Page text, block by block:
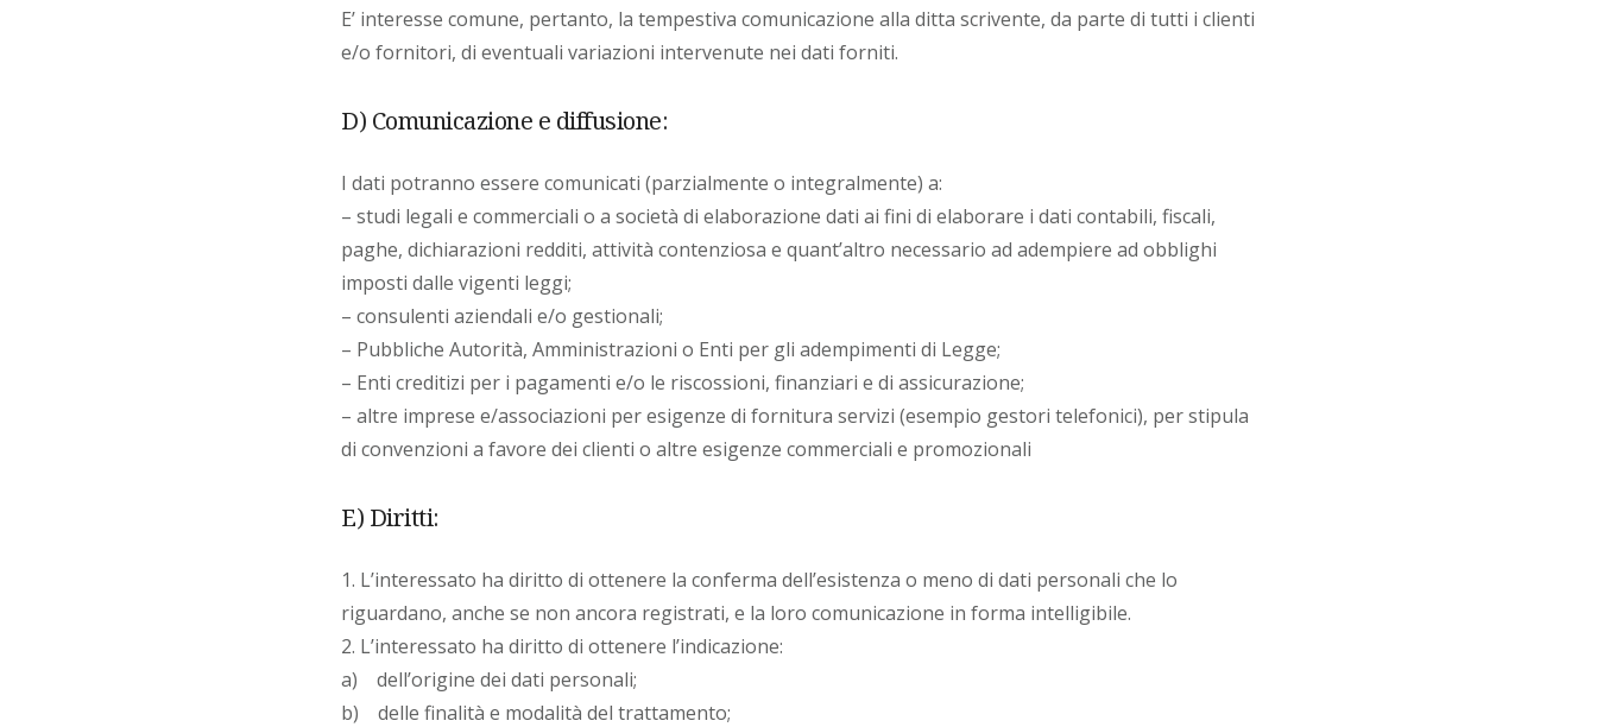
E’ interesse comune, pertanto, la tempestiva comunicazione alla ditta scrivente, da parte di tutti i clienti
e/o fornitori, di eventuali variazioni intervenute nei dati forniti.
D) Comunicazione e diffusione:
I dati potranno essere comunicati (parzialmente o integralmente) a:
– studi legali e commerciali o a società di elaborazione dati ai fini di elaborare i dati contabili, fiscali,
paghe, dichiarazioni redditi, attività contenziosa e quant’altro necessario ad adempiere ad obblighi
imposti dalle vigenti leggi;
– consulenti aziendali e/o gestionali;
– Pubbliche Autorità, Amministrazioni o Enti per gli adempimenti di Legge;
– Enti creditizi per i pagamenti e/o le riscossioni, finanziari e di assicurazione;
– altre imprese e/associazioni per esigenze di fornitura servizi (esempio gestori telefonici), per stipula
di convenzioni a favore dei clienti o altre esigenze commerciali e promozionali
E) Diritti:
1. L’interessato ha diritto di ottenere la conferma dell’esistenza o meno di dati personali che lo
riguardano, anche se non ancora registrati, e la loro comunicazione in forma intelligibile.
2. L’interessato ha diritto di ottenere l’indicazione:
a) dell’origine dei dati personali;
b) delle finalità e modalità del trattamento;